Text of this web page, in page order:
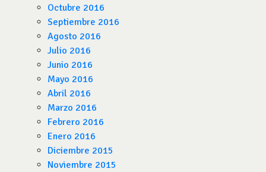
Octubre 2016
Septiembre 2016
Agosto 2016
Julio 2016
Junio 2016
Mayo 2016
Abril 2016
Marzo 2016
Febrero 2016
Enero 2016
Diciembre 2015
Noviembre 2015